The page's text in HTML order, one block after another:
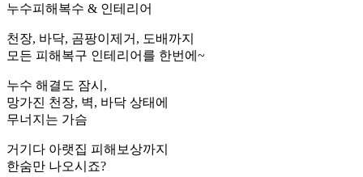
누수피해복수 & 인테리어
천장, 바닥, 곰팡이제거, 도배까지
모든 피해복구 인테리어를 한번에~
누수 해결도 잠시,
망가진 천장, 벽, 바닥 상태에
무너지는 가슴
거기다 아랫집 피해보상까지
한숨만 나오시죠?